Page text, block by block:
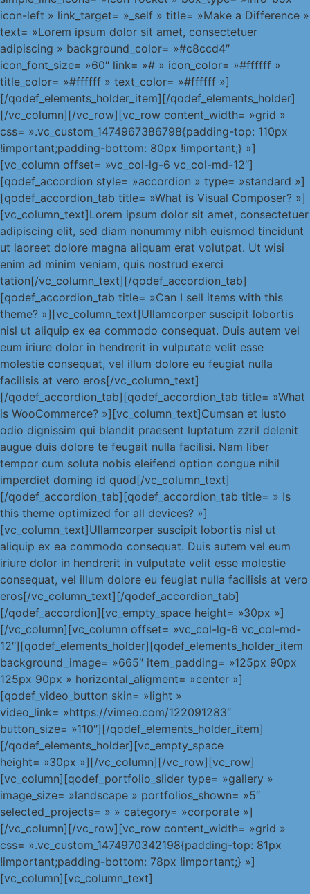
icon-left » link_target= »_self » title= »Make a Difference »
text= »Lorem ipsum dolor sit amet, consectetuer
adipiscing » background_color= »#c8ccd4″
icon_font_size= »60″ link= »# » icon_color= »#ffffff »
title_color= »#ffffff » text_color= »#ffffff »]
[/qodef_elements_holder_item][/qodef_elements_holder]
[/vc_column][/vc_row][vc_row content_width= »grid »
css= ».vc_custom_1474967386798{padding-top: 110px
!important;padding-bottom: 80px !important;} »]
[vc_column offset= »vc_col-lg-6 vc_col-md-12″]
[qodef_accordion style= »accordion » type= »standard »]
[qodef_accordion_tab title= »What is Visual Composer? »]
[vc_column_text]Lorem ipsum dolor sit amet, consectetuer
adipiscing elit, sed diam nonummy nibh euismod tincidunt
ut laoreet dolore magna aliquam erat volutpat. Ut wisi
enim ad minim veniam, quis nostrud exerci
tation[/vc_column_text][/qodef_accordion_tab]
[qodef_accordion_tab title= »Can I sell items with this
theme? »][vc_column_text]Ullamcorper suscipit lobortis
nisl ut aliquip ex ea commodo consequat. Duis autem vel
eum iriure dolor in hendrerit in vulputate velit esse
molestie consequat, vel illum dolore eu feugiat nulla
facilisis at vero eros[/vc_column_text]
[/qodef_accordion_tab][qodef_accordion_tab title= »What
is WooCommerce? »][vc_column_text]Cumsan et iusto
odio dignissim qui blandit praesent luptatum zzril delenit
augue duis dolore te feugait nulla facilisi. Nam liber
tempor cum soluta nobis eleifend option congue nihil
imperdiet doming id quod[/vc_column_text]
[/qodef_accordion_tab][qodef_accordion_tab title= » Is
this theme optimized for all devices? »]
[vc_column_text]Ullamcorper suscipit lobortis nisl ut
aliquip ex ea commodo consequat. Duis autem vel eum
iriure dolor in hendrerit in vulputate velit esse molestie
consequat, vel illum dolore eu feugiat nulla facilisis at vero
eros[/vc_column_text][/qodef_accordion_tab]
[/qodef_accordion][vc_empty_space height= »30px »]
[/vc_column][vc_column offset= »vc_col-lg-6 vc_col-md-
12″][qodef_elements_holder][qodef_elements_holder_item
background_image= »665″ item_padding= »125px 90px
125px 90px » horizontal_aligment= »center »]
[qodef_video_button skin= »light »
video_link= »https://vimeo.com/122091283″
button_size= »110″][/qodef_elements_holder_item]
[/qodef_elements_holder][vc_empty_space
height= »30px »][/vc_column][/vc_row][vc_row]
[vc_column][qodef_portfolio_slider type= »gallery »
image_size= »landscape » portfolios_shown= »5″
selected_projects= » » category= »corporate »]
[/vc_column][/vc_row][vc_row content_width= »grid »
css= ».vc_custom_1474970342198{padding-top: 81px
!important;padding-bottom: 78px !important;} »]
[vc_column][vc_column_text]